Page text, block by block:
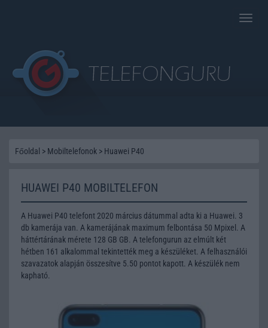
Toggle
Főoldal > Mobiltelefonok > Huawei P40
HUAWEI P40 MOBILTELEFON
A Huawei P40 telefont 2020 március dátummal adta ki a Huawei. 3
db kamerája van. A kamerájának maximum felbontása 50 Mpixel. A
háttértárának mérete 128 GB GB. A telefongurun az elmúlt két
hétben 161 alkalommal tekintették meg a készüléket. A felhasználói
szavazatok alapján összesítve 5.50 pontot kapott. A készülék nem
kapható.